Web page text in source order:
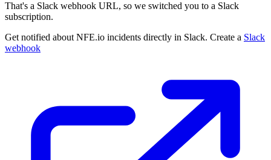
That's a Slack webhook URL, so we switched you to a Slack
subscription.
Get notified about NFE.io incidents directly in Slack. Create a Slack
webhook